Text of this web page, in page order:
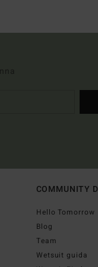
COMMUNITY
Hello Tomorrow
Blog
Team
Wetsuit guida